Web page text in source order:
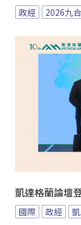
政經 2026九
凱達格蘭論壇
國際 政經